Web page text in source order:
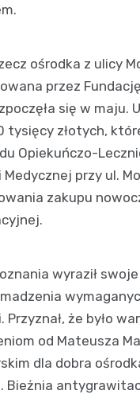
ośrodka z ulicy
przez
się w maju.
tysięcy złotych,
Opiekuńczo-
przy ul.
zakupu
wyraził
Przyznał, że było
od Mateusza
dla dobra
Bieżnia